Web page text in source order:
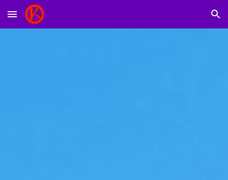
Skip to main content Skip to navigation